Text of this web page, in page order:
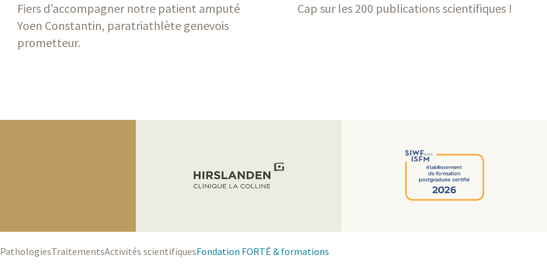
Fiers d’accompagner notre patient amputé
Yoen Constantin, paratriathlète genevois
prometteur.
Cap sur les 200 publications scientifiques !
PathologiesTraitementsActivités scientifiquesFondation FORTĒ & formations